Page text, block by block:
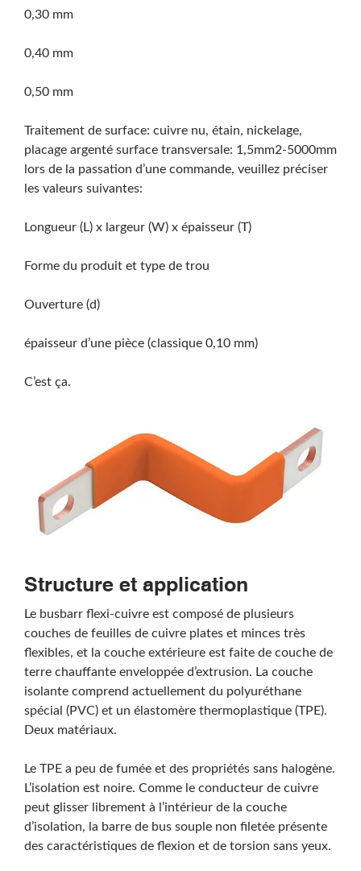
0,30 mm
0,40 mm
0,50 mm
Traitement de surface: cuivre nu, étain, nickelage,
placage argenté surface transversale: 1,5mm2-5000mm
lors de la passation d’une commande, veuillez préciser
les valeurs suivantes:
Longueur (L) x largeur (W) x épaisseur (T)
Forme du produit et type de trou
Ouverture (d)
épaisseur d’une pièce (classique 0,10 mm)
C’est ça.
Structure et application
Le busbarr flexi-cuivre est composé de plusieurs
couches de feuilles de cuivre plates et minces très
flexibles, et la couche extérieure est faite de couche de
terre chauffante enveloppée d’extrusion. La couche
isolante comprend actuellement du polyuréthane
spécial (PVC) et un élastomère thermoplastique (TPE).
Deux matériaux.
Le TPE a peu de fumée et des propriétés sans halogène.
L’isolation est noire. Comme le conducteur de cuivre
peut glisser librement à l’intérieur de la couche
d’isolation, la barre de bus souple non filetée présente
des caractéristiques de flexion et de torsion sans yeux.